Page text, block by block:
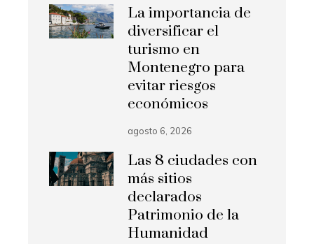
La importancia de
diversificar el
turismo en
Montenegro para
evitar riesgos
económicos
agosto 6, 2026
Las 8 ciudades con
más sitios
declarados
Patrimonio de la
Humanidad